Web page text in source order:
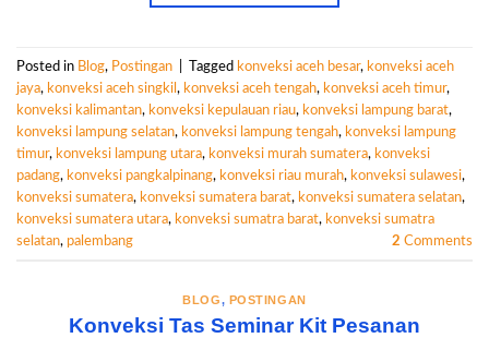
Posted in Blog, Postingan Tagged konveksi aceh besar, konveksi aceh
jaya, konveksi aceh singkil , konveksi aceh tengah, konveksi aceh timur,
konveksi kalimantan, konveksi kepulauan riau, konveksi lampung barat,
konveksi lampung selatan, konveksi lampung tengah, konveksi lampung
timur, konveksi lampung utara, konveksi murah sumatera, konveksi
padang, konveksi pangkalpinang, konveksi riau murah, konveksi sulawesi,
konveksi sumatera, konveksi sumatera barat, konveksi sumatera selatan,
konveksi sumatera utara, konveksi sumatra barat, konveksi sumatra
selatan, palembang 2 Comments
BLOG, POSTINGAN
Konveksi Tas Seminar Kit Pesanan